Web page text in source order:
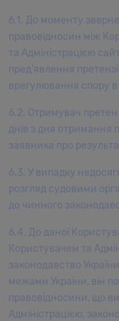
6.1. До моменту
правовідносин між
та Адміністрацією
пред’явлення
врегулювання спору
6.2. Отримувач
днів з дня отримання
заявника про
6.3. У випадку
розгляд судовими
до чинного
6.4. До даної
Користувачем та
законодавство
межами України, він
правовідносини, що
Адміністрацією,